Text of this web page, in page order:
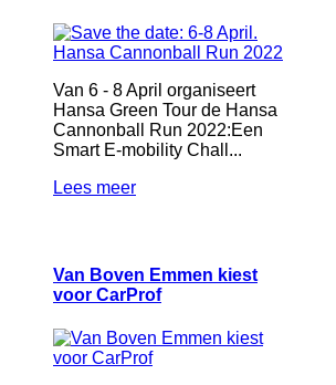
Van 6 - 8 April organiseert
Hansa Green Tour de Hansa
Cannonball Run 2022:Een
Smart E-mobility Chall...
Lees meer
Van Boven Emmen kiest
voor CarProf